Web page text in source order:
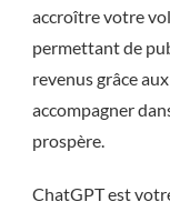
accroître votre
permettant de
revenus grâce
accompagner
prospère.
ChatGPT est